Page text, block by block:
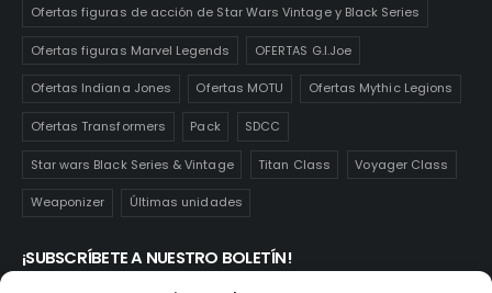
Ofertas figuras de acción de Star Wars Vintage y Black Series
Ofertas figuras Marvel Legends OFERTAS G.I.Joe
Ofertas Indiana Jones Ofertas MOTU Ofertas Mythic Legions
Ofertas Transformers Pack SDCC
Star wars Black Series & Vintage Titan Class Voyager Class
Weaponizer Últimas unidades
¡SUBSCRÍBETE A NUESTRO BOLETÍN!